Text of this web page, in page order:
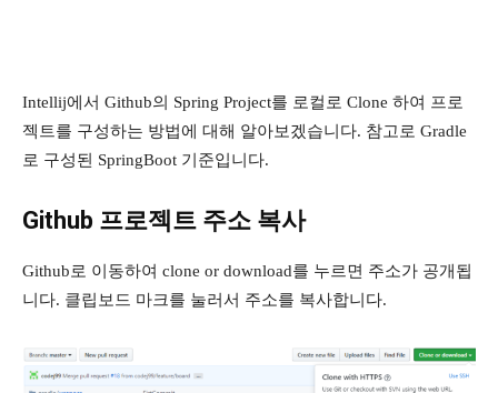
Intellij에서 Github의 Spring Project를 로컬로 Clone 하여 프로
젝트를 구성하는 방법에 대해 알아보겠습니다. 참고로 Gradle
로 구성된 SpringBoot 기준입니다.
Github 프로젝트 주소 복사
Github로 이동하여 clone or download를 누르면 주소가 공개됩
니다. 클립보드 마크를 눌러서 주소를 복사합니다.